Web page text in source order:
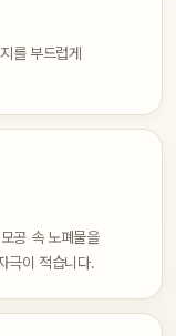
를 부드럽게
공 속 노폐물을
극이 적습니다.